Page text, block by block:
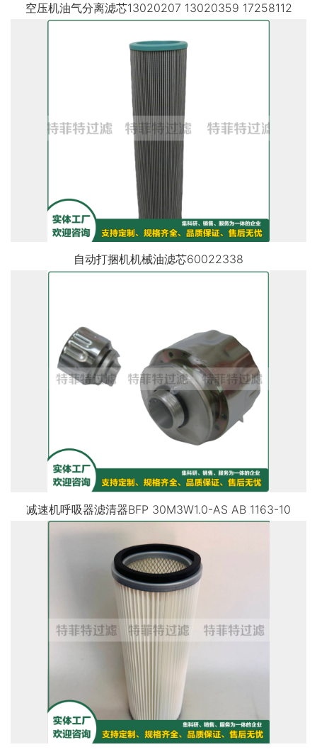
空压机油气分离滤芯13020207 13020359 17258112
自动打捆机机械油滤芯60022338
减速机呼吸器滤清器BFP 30M3W1.0-AS AB 1163-10